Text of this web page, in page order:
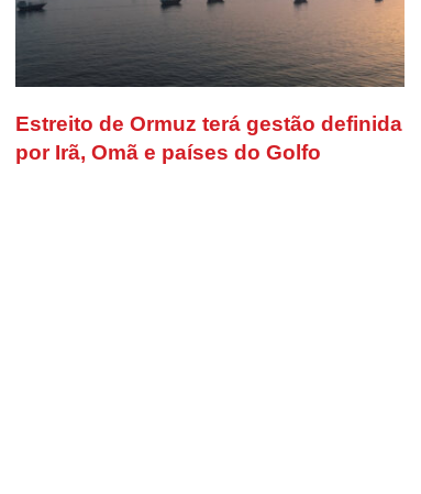
Estreito de Ormuz terá gestão definida
por Irã, Omã e países do Golfo